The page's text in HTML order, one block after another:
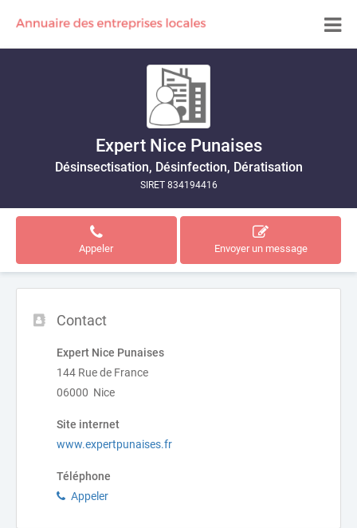
Expert Nice Punaises
Désinsectisation, Désinfection, Dératisation
SIRET 834194416
Appeler Envoyer un message
Contact
Expert Nice Punaises
144 Rue de France
06000 Nice
Site internet
www.expertpunaises.fr
Téléphone
Appeler